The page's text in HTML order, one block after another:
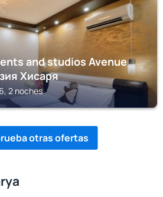
and studios Avenue
Хисаря
2 noches
otras ofertas